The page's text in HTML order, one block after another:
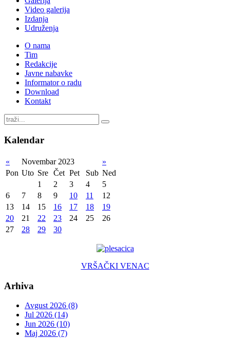
Video galerija
Izdanja
Udruženja
O nama
Tim
Redakcije
Javne nabavke
Informator o radu
Download
Kontakt
Kalendar
« Novembar 2023
»
Pon Uto Sre Čet Pet Sub Ned
1
2 3 4
5
6
7 8 9 10 11
12
13
14 15 16 17 18
19
20
21 22 23 24 25
26
27
28 29 30
VRŠAČKI VENAC
Arhiva
Avgust 2026 (8)
Jul 2026 (14)
Jun 2026 (10)
Maj 2026 (7)